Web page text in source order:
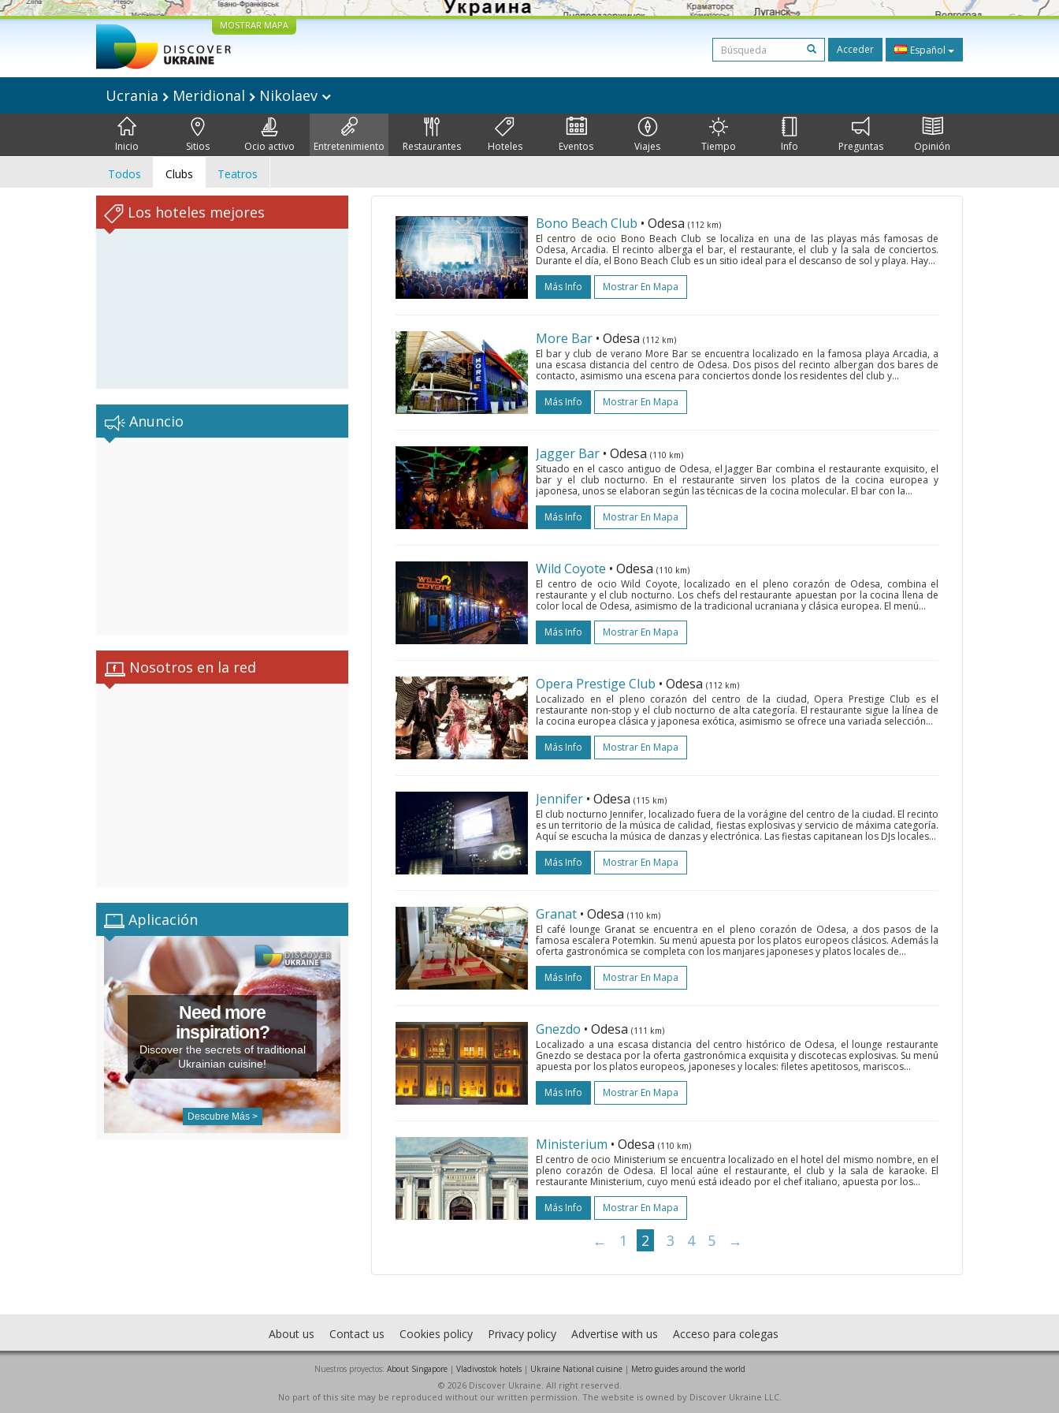
MOSTRAR MAPA
Acceder Español
Ucrania Meridional Nikolaev
Inicio Sitios Ocio activo Entretenimiento Restaurantes Hoteles Eventos Viajes Tiempo Info Preguntas Opinión
Todos Clubs Teatros
Los hoteles mejores
Anuncio
Nosotros en la red
Aplicación
Need more
inspiration?
Discover the secrets of traditional
Ukrainian cuisine!
Descubre Más >
Bono Beach Club • Odesa (112 km)
El centro de ocio Bono Beach Club se localiza en una de las playas más famosas de
Odesa, Arcadia. El recinto alberga el bar, el restaurante, el club y la sala de conciertos.
Durante el día, el Bono Beach Club es un sitio ideal para el descanso de sol y playa. Hay...
Más Info
Mostrar En Mapa
More Bar • Odesa (112 km)
El bar y club de verano More Bar se encuentra localizado en la famosa playa Arcadia, a
una escasa distancia del centro de Odesa. Dos pisos del recinto albergan dos bares de
contacto, asimismo una escena para conciertos donde los residentes del club y...
Más Info
Mostrar En Mapa
Jagger Bar • Odesa (110 km)
Situado en el casco antiguo de Odesa, el Jagger Bar combina el restaurante exquisito, el
bar y el club nocturno. En el restaurante sirven los platos de la cocina europea y
japonesa, unos se elaboran según las técnicas de la cocina molecular. El bar con la...
Más Info
Mostrar En Mapa
Wild Coyote • Odesa (110 km)
El centro de ocio Wild Coyote, localizado en el pleno corazón de Odesa, combina el
restaurante y el club nocturno. Los chefs del restaurante apuestan por la cocina llena de
color local de Odesa, asimismo de la tradicional ucraniana y clásica europea. El menú...
Más Info
Mostrar En Mapa
Opera Prestige Club • Odesa (112 km)
Localizado en el pleno corazón del centro de la ciudad, Opera Prestige Club es el
restaurante non-stop y el club nocturno de alta categoría. El restaurante sigue la línea de
la cocina europea clásica y japonesa exótica, asimismo se ofrece una variada selección...
Más Info
Mostrar En Mapa
Jennifer • Odesa (115 km)
El club nocturno Jennifer, localizado fuera de la vorágine del centro de la ciudad. El recinto
es un territorio de la música de calidad, fiestas explosivas y servicio de máxima categoría.
Aquí se escucha la música de danzas y electrónica. Las fiestas capitanean los DJs locales...
Más Info
Mostrar En Mapa
Granat • Odesa (110 km)
El café lounge Granat se encuentra en el pleno corazón de Odesa, a dos pasos de la
famosa escalera Potemkin. Su menú apuesta por los platos europeos clásicos. Además la
oferta gastronómica se completa con los manjares japoneses y platos locales de...
Más Info
Mostrar En Mapa
Gnezdo • Odesa (111 km)
Localizado a una escasa distancia del centro histórico de Odesa, el lounge restaurante
Gnezdo se destaca por la oferta gastronómica exquisita y discotecas explosivas. Su menú
apuesta por los platos europeos, japoneses y locales: filetes apetitosos, mariscos...
Más Info
Mostrar En Mapa
Ministerium • Odesa (110 km)
El centro de ocio Ministerium se encuentra localizado en el hotel del mismo nombre, en el
pleno corazón de Odesa. El local aúne el restaurante, el club y la sala de karaoke. El
restaurante Ministerium, cuyo menú está ideado por el chef italiano, apuesta por los...
Más Info
Mostrar En Mapa
← 1 2 3 4 5 →
About us Contact us Cookies policy Privacy policy Advertise with us Acceso para colegas
Nuestros proyectos: About Singapore| Vladivostok hotels| Ukraine National cuisine| Metro guides around the world
© 2026 Discover Ukraine. All right reserved.
No part of this site may be reproduced without our written permission. The website is owned by Discover Ukraine LLC.